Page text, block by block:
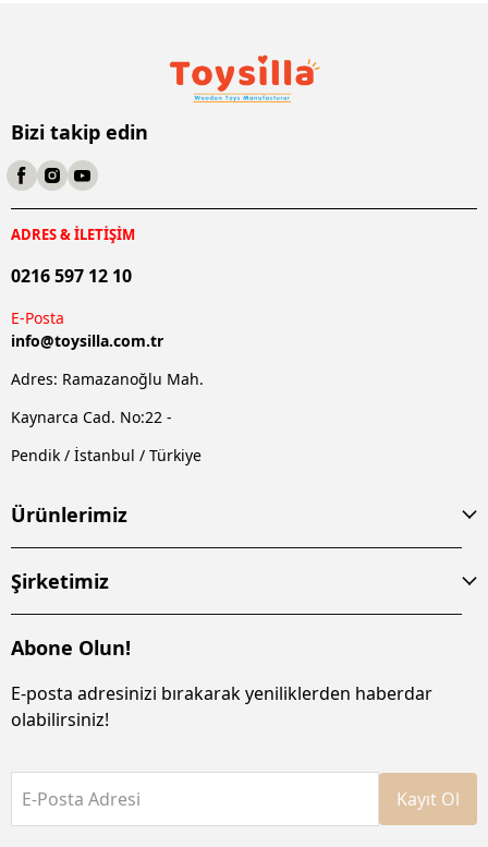
Bizi takip edin
ADRES & İLETİŞİM
0216 597 12 10
E-Posta
info@toysilla.com.tr
Adres: Ramazanoğlu Mah.
Kaynarca Cad. No:22 -
Pendik / İstanbul / Türkiye
Ürünlerimiz
Şirketimiz
Abone Olun!
E-posta adresinizi bırakarak yeniliklerden haberdar
olabilirsiniz!
E-Posta Adresi Kayıt Ol